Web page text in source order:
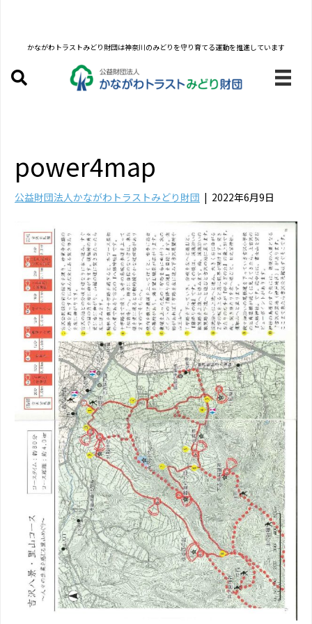
かながわトラストみどり財団は神奈川のみどりを守り育てる運動を推進しています
power4map
公益財団法人かながわトラストみどり財団 | 2022年6月9日